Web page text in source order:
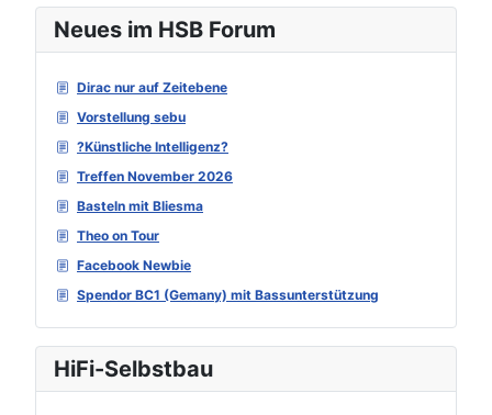
Neues im HSB Forum
Dirac nur auf Zeitebene
Vorstellung sebu
?Künstliche Intelligenz?
Treffen November 2026
Basteln mit Bliesma
Theo on Tour
Facebook Newbie
Spendor BC1 (Gemany) mit Bassunterstützung
HiFi-Selbstbau